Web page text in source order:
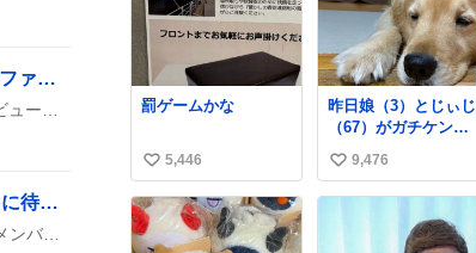
乃木坂46池田瑛紗、フェルメールの『真珠の耳飾りの少女』語りでファン歓喜
池田瑛紗がフェルメールの名作『真珠の耳飾りの少女』の魅力を語るインタビューが朝日新聞で公開され、SNS上で話題になっている。動画や記事がシェアされ、ファンの間で盛り上がりが見られる。
SixTONES数秘術占い2026年後半ランキング公開、ファンは「待ちに待った」興奮
SixTONESがYouTubeで2026年後半の数秘術占いランキング動画を公開し、メンバーのMCやビジュアルが話題に。ファンは「楽しみ」「待ちに待った」などと盛り上がっている。
ね
数
いだろ」 「静電気を
逃がし、熱くなった
地面の温度を下げ、
引火事故の防止の為
必要な作業です」 👴
「水不足の昨今にも
ったいないことをす
るな!!」 それでは歌
います、聞いてくだ
さい 「井戸水」
ね
罰ゲームかな
い
い
ね
数
5,446
昨日娘（3）とじぃじ
（67）がガチケンカ
してて修羅場だった
んだけど、ふぉるて
は可能な限り平たく
なってました。犬が1
番空気読める。
い
い
9,476